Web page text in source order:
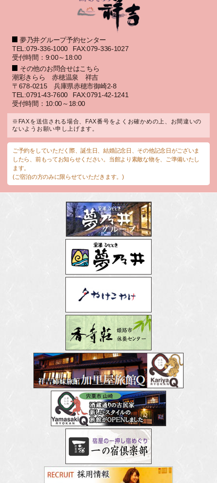
夢乃井グループ予約センター
TEL:079-336-1000
FAX:079-336-1027
受付時間：9:00～18:00
その他のお問合せはこちら
潮彩きらら 赤穂温泉 祥吉
〒678-0215 兵庫県赤穂市御崎2-8
TEL:0791-43-7600
FAX:0791-42-1241
受付時間：10:00～18:00
※FAXを送信される場合、FAX番号をよくお確かめの上、お間違いの
ないようお願い申し上げます。
ご予約をしていただく際、誕生日、結婚記念日、その他記念日がございま
したら、前もってお知らせください。当館より素敵な物を、ご準備いたし
ます。
(ご宿泊の方のみに限らせていただきます。)